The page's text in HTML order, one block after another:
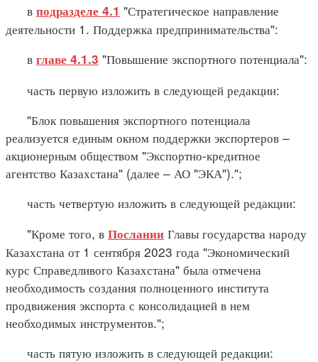
в подразделе 4.1 "Стратегическое направление
деятельности 1. Поддержка предпринимательства":
в главе 4.1.3 "Повышение экспортного потенциала":
часть первую изложить в следующей редакции:
"Блок повышения экспортного потенциала
реализуется единым окном поддержки экспортеров –
акционерным обществом "Экспортно-кредитное
агентство Казахстана" (далее – АО "ЭКА").";
часть четвертую изложить в следующей редакции:
"Кроме того, в Послании Главы государства народу
Казахстана от 1 сентября 2023 года "Экономический
курс Справедливого Казахстана" была отмечена
необходимость создания полноценного института
продвижения экспорта с консолидацией в нем
необходимых инструментов.";
часть пятую изложить в следующей редакции: